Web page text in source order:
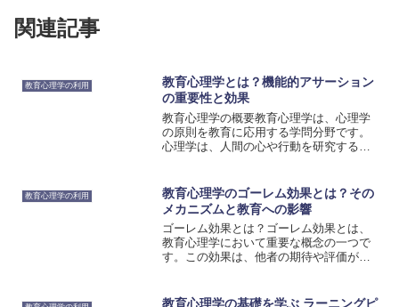
関連記事
教育心理学の利用
教育心理学とは？機能的アサーション
の重要性と効果
教育心理学の概要教育心理学は、心理学
の原則を教育に応用する学問分野です。
心理学は、人間の心や行動を研究する学
のプロセスを理解し、教育の効果を最大
化するための戦略を開発す...
教育心理学の利用
教育心理学のゴーレム効果とは？その
メカニズムと教育への影響
ゴーレム効果とは？ゴーレム効果とは、
教育心理学において重要な概念の一つで
す。この効果は、他者の期待や評価が学
する低い期待や評価が学習者の自己評価
教育心理学の基礎を学ぶ ラーニングピ